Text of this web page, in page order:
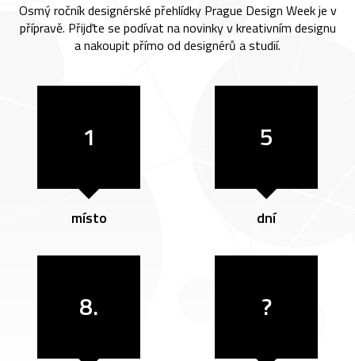
Osmý ročník designérské přehlídky Prague Design Week je v
přípravě. Přijďte se podívat na novinky v kreativním designu
a nakoupit přímo od designérů a studií.
1
místo
5
dní
8. ?